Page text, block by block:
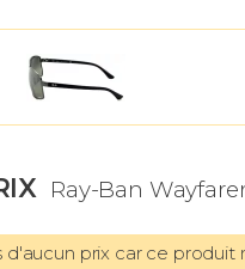
Ray-Ban
d'aucun prix car ce produit